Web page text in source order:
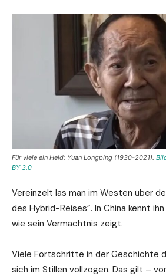
Für viele ein Held: Yuan Longping (1930-2021).
BY 3.0
Vereinzelt las man im Westen über
des Hybrid-Reises”. In China kennt
wie sein Vermächtnis zeigt.
Viele Fortschritte in der Geschichte
sich im Stillen vollzogen. Das gilt –